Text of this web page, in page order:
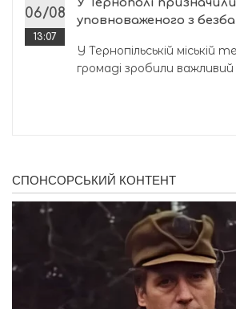
06/08
13:07
уповноваженого з
У Тернопільській міській
громаді зробили важливий